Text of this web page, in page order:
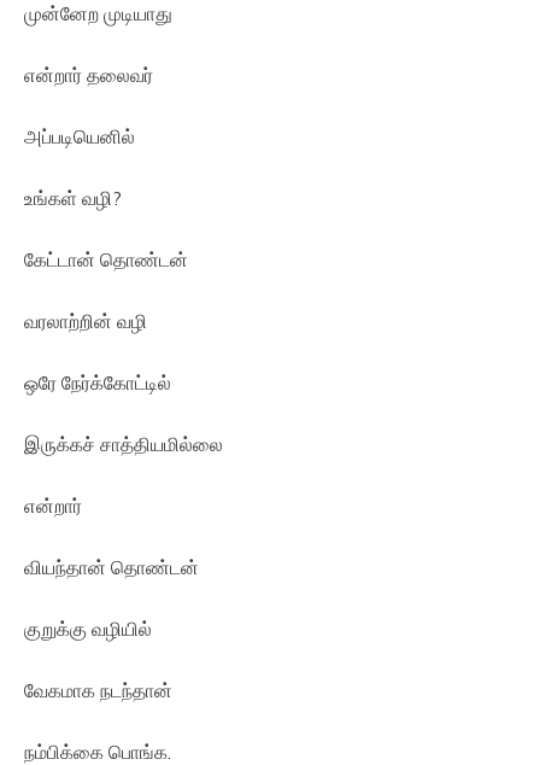
முன்னேற முடியாது
என்றார் தலைவர்
அப்படியெனில்
உங்கள் வழி?
கேட்டான் தொண்டன்
வரலாற்றின் வழி
ஒரே நேர்க்கோட்டில்
இருக்கச் சாத்தியமில்லை
என்றார்
வியந்தான் தொண்டன்
குறுக்கு வழியில்
வேகமாக நடந்தான்
நம்பிக்கை பொங்க.